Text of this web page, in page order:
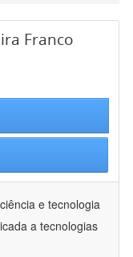
Franco
e tecnologia
a tecnologias